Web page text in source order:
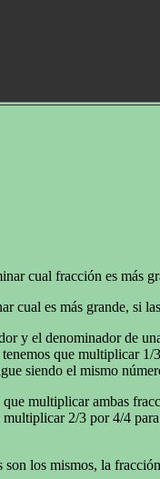
cual fracción es más
cual es más grande, si
y el denominador de
que multiplicar
siendo el mismo
que multiplicar ambas
2/3 por 4/4
son los mismos, la